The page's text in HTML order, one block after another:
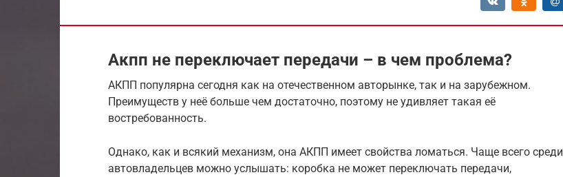
Акпп не переключает передачи – в чем проблема?
АКПП популярна сегодня как на отечественном авторынке, так и на зарубежном.
Преимуществ у неё больше чем достаточно, поэтому не удивляет такая её
востребованность.
Однако, как и всякий механизм, она АКПП имеет свойства ломаться. Чаще всего среди
автовладельцев можно услышать: коробка не может переключать передачи,